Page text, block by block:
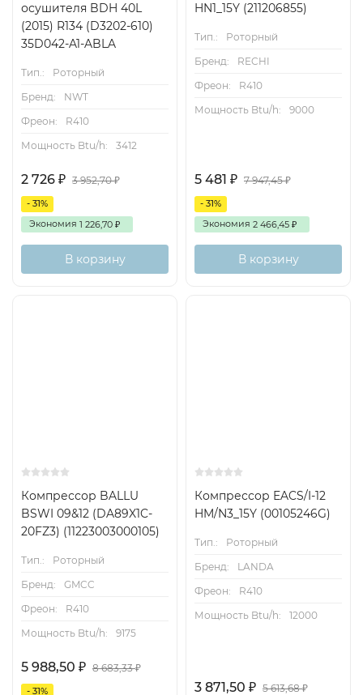
осушителя BDH 40L
(2015) R134 (D3202-610)
35D042-A1-ABLA
Тип.:
Роторный
Бренд:
NWT
Фреон:
R410
Мощность Btu/h:
3412
2 726 ₽ 3 952,70₽
- 31%
Экономия 1 226,70 ₽
В корзину
HN1_15Y (211206855)
Тип.:
Роторный
Бренд:
RECHI
Фреон:
R410
Мощность Btu/h:
9000
5 481 ₽ 7 947,45₽
- 31%
Экономия 2 466,45 ₽
В корзину
Компрессор BALLU
BSWI 09&12 (DA89X1C-
20FZ3) (11223003000105)
Тип.:
Роторный
Бренд:
GMCC
Фреон:
R410
Мощность Btu/h:
9175
5 988,50 ₽ 8 683,33₽
- 31%
Компрессор EACS/I-12
HM/N3_15Y (00105246G)
Тип.:
Роторный
Бренд:
LANDA
Фреон:
R410
Мощность Btu/h:
12000
3 871,50 ₽ 5 613,68₽